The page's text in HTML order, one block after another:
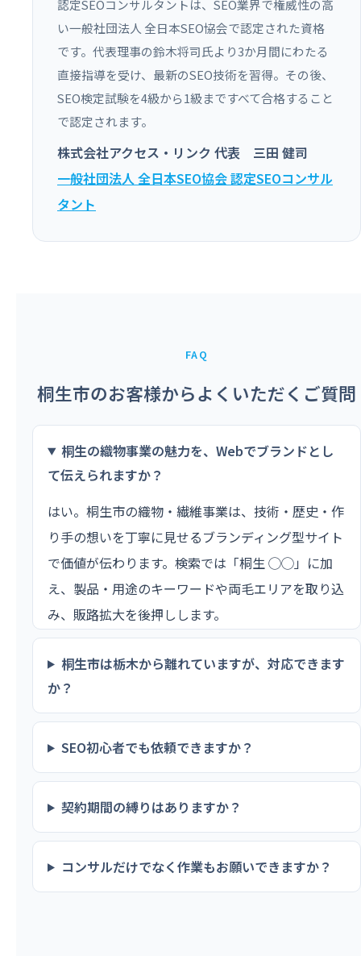
認定SEOコンサルタントは、SEO業界で権威性の高
い一般社団法人 全日本SEO協会で認定された資格
です。代表理事の鈴木将司氏より3か月間にわたる
直接指導を受け、最新のSEO技術を習得。その後、
SEO検定試験を4級から1級まですべて合格すること
で認定されます。
株式会社アクセス・リンク 代表 三田 健司
一般社団法人 全日本SEO協会 認定SEOコンサル
タント
FAQ
桐生市のお客様からよくいただくご質問
桐生の織物事業の魅力を、Webでブランドとし
て伝えられますか？
はい。桐生市の織物・繊維事業は、技術・歴史・作
り手の想いを丁寧に見せるブランディング型サイト
で価値が伝わります。検索では「桐生 ◯◯」に加
え、製品・用途のキーワードや両毛エリアを取り込
み、販路拡大を後押しします。
桐生市は栃木から離れていますが、対応できます
か？
SEO初心者でも依頼できますか？
契約期間の縛りはありますか？
コンサルだけでなく作業もお願いできますか？